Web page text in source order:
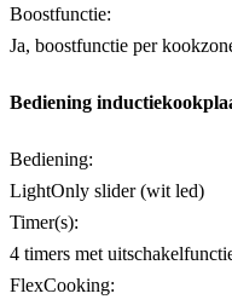
Boostfunctie:
Ja, boostfunctie per
Bediening
Bediening:
LightOnly slider (wit led)
Timer(s):
4 timers met
FlexCooking: